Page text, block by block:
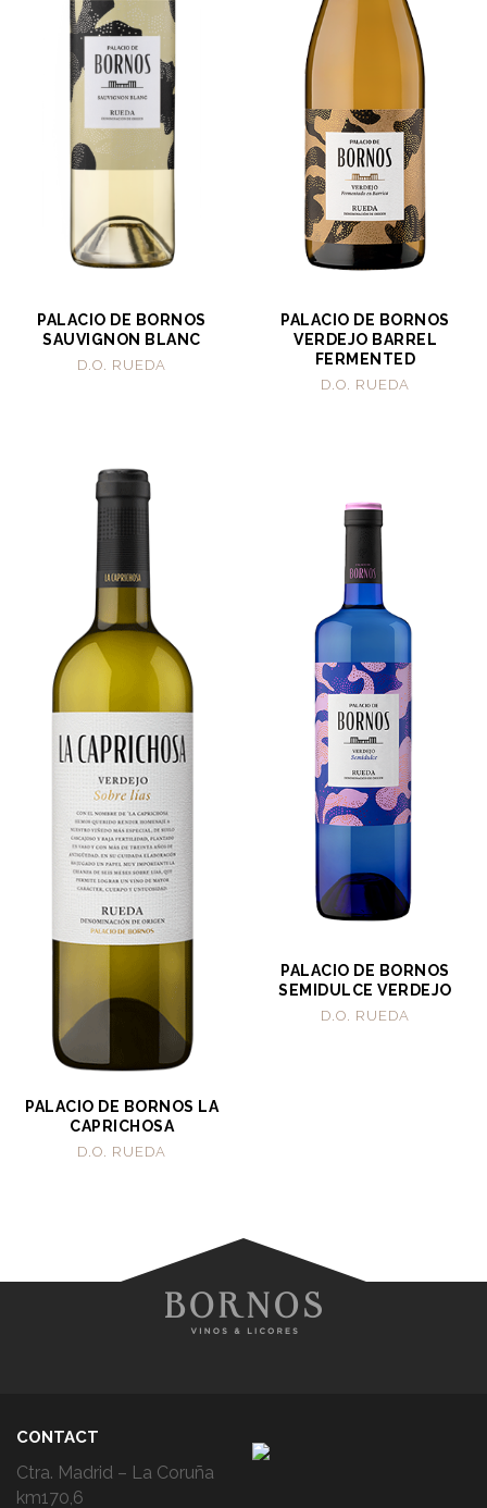
PALACIO DE BORNOS
SAUVIGNON BLANC
D.O. RUEDA
PALACIO DE BORNOS
VERDEJO BARREL
FERMENTED
D.O. RUEDA
PALACIO DE BORNOS LA
CAPRICHOSA
D.O. RUEDA
PALACIO DE BORNOS
SEMIDULCE VERDEJO
D.O. RUEDA
CONTACT
Ctra. Madrid – La Coruña
km170,6